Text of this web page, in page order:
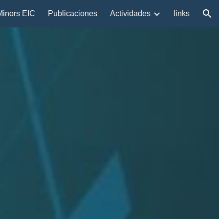
EIC Publicaciones Actividades links